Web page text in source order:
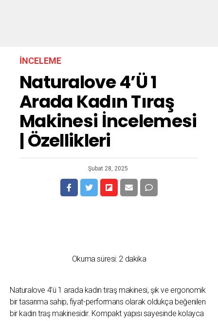
İNCELEME
Naturalove 4’ü 1
Arada Kadın Tıraş
Makinesi İncelemesi
| Özellikleri
Şubat 28, 2025
Okuma süresi: 2 dakika
Naturalove 4’ü 1 arada kadın tıraş makinesi, şık ve ergonomik
bir tasarıma sahip, fiyat-performans olarak oldukça beğenilen
bir kadın traş makinesidir. Kompakt yapısı sayesinde kolayca